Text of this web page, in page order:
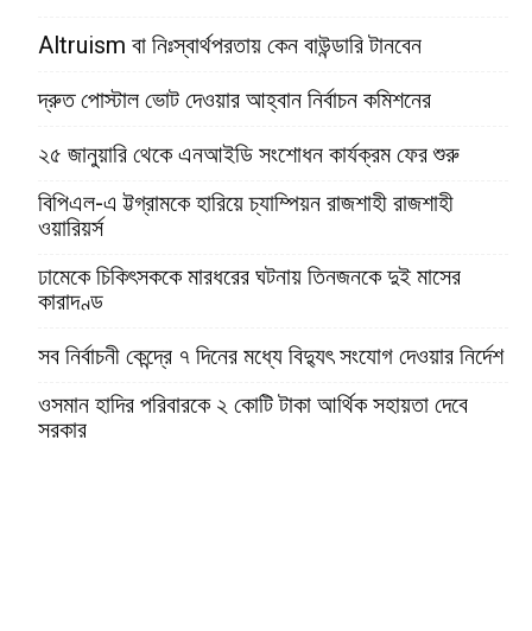
Altruism বা নিঃস্বার্থপরতায় কেন বাউন্ডারি টানবেন
দ্রুত পোস্টাল ভোট দেওয়ার আহ্বান নির্বাচন কমিশনের
২৫ জানুয়ারি থেকে এনআইডি সংশোধন কার্যক্রম ফের শুরু
বিপিএল-এ ট্টগ্রামকে হারিয়ে চ্যাম্পিয়ন রাজশাহী রাজশাহী
ওয়ারিয়র্স
ঢামেকে চিকিৎসককে মারধরের ঘটনায় তিনজনকে দুই মাসের
কারাদণ্ড
সব নির্বাচনী কেন্দ্রে ৭ দিনের মধ্যে বিদ্যুৎ সংযোগ দেওয়ার নির্দেশ
ওসমান হাদির পরিবারকে ২ কোটি টাকা আর্থিক সহায়তা দেবে
সরকার